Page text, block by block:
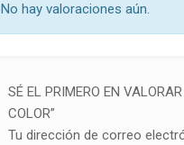
No hay valoraciones aún.
SÉ EL PRIMERO EN
COLOR”
Tu dirección de correo